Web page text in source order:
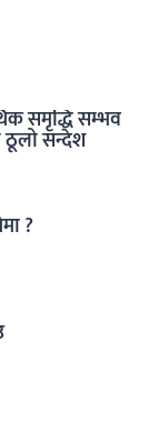
समृद्धि सम्भव
ठूलो सन्देश
?